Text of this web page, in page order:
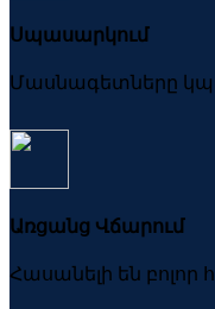
Սպասարկում
Մասնագետները
Առցանց Վճարում
Հասանելի են